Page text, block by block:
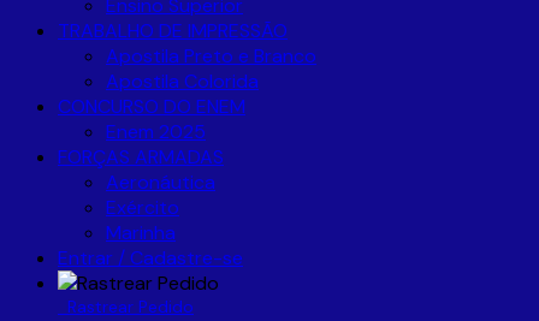
Ensino Superior
TRABALHO DE IMPRESSÃO
Apostila Preto e Branco
Apostila Colorida
CONCURSO DO ENEM
Enem 2025
FORÇAS ARMADAS
Aeronáutica
Exército
Marinha
Entrar / Cadastre-se
Rastrear Pedido